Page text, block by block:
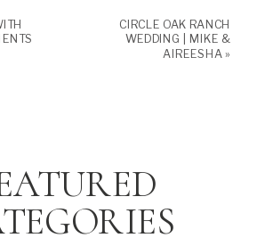
CIRCLE OAK RANCH
WEDDING | MIKE &
AIREESHA»